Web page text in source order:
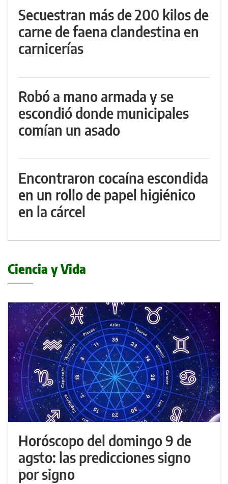
Secuestran más de 200 kilos de
carne de faena clandestina en
carnicerías
Robó a mano armada y se
escondió donde municipales
comían un asado
Encontraron cocaína escondida
en un rollo de papel higiénico
en la cárcel
Ciencia y Vida
Horóscopo del domingo 9 de
agsto: las predicciones signo
por signo